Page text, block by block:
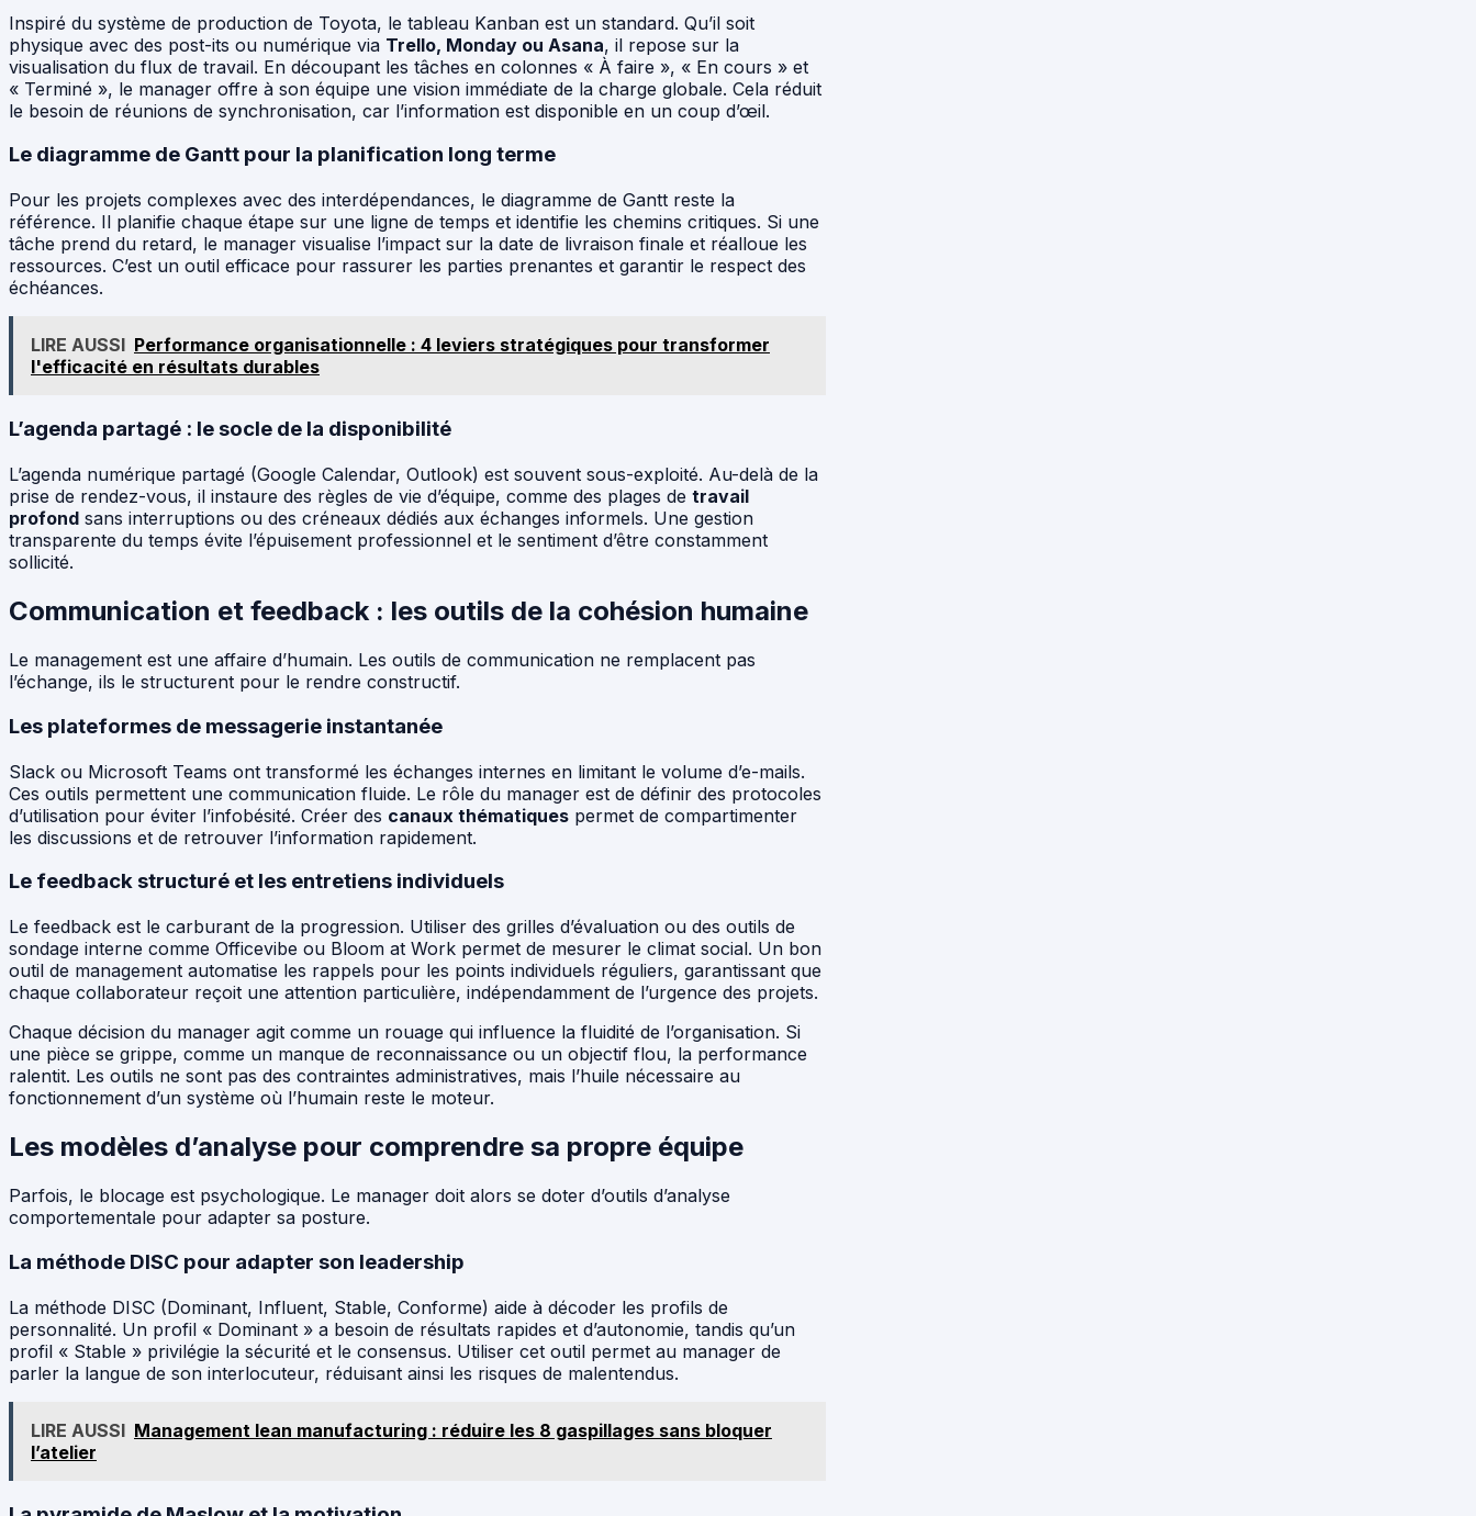
Inspiré du système de production de Toyota, le tableau Kanban est un standard. Qu’il soit
physique avec des post-its ou numérique via Trello, Monday ou Asana, il repose sur la
visualisation du flux de travail. En découpant les tâches en colonnes « À faire », « En cours » et
« Terminé », le manager offre à son équipe une vision immédiate de la charge globale. Cela réduit
le besoin de réunions de synchronisation, car l’information est disponible en un coup d’œil.
Le diagramme de Gantt pour la planification long terme
Pour les projets complexes avec des interdépendances, le diagramme de Gantt reste la
référence. Il planifie chaque étape sur une ligne de temps et identifie les chemins critiques. Si une
tâche prend du retard, le manager visualise l’impact sur la date de livraison finale et réalloue les
ressources. C’est un outil efficace pour rassurer les parties prenantes et garantir le respect des
échéances.
LIRE AUSSI Performance organisationnelle : 4 leviers stratégiques pour transformer
l'efficacité en résultats durables
L’agenda partagé : le socle de la disponibilité
L’agenda numérique partagé (Google Calendar, Outlook) est souvent sous-exploité. Au-delà de la
prise de rendez-vous, il instaure des règles de vie d’équipe, comme des plages de travail
profond sans interruptions ou des créneaux dédiés aux échanges informels. Une gestion
transparente du temps évite l’épuisement professionnel et le sentiment d’être constamment
sollicité.
Communication et feedback : les outils de la cohésion humaine
Le management est une affaire d’humain. Les outils de communication ne remplacent pas
l’échange, ils le structurent pour le rendre constructif.
Les plateformes de messagerie instantanée
Slack ou Microsoft Teams ont transformé les échanges internes en limitant le volume d’e-mails.
Ces outils permettent une communication fluide. Le rôle du manager est de définir des protocoles
d’utilisation pour éviter l’infobésité. Créer des canaux thématiques permet de compartimenter
les discussions et de retrouver l’information rapidement.
Le feedback structuré et les entretiens individuels
Le feedback est le carburant de la progression. Utiliser des grilles d’évaluation ou des outils de
sondage interne comme Officevibe ou Bloom at Work permet de mesurer le climat social. Un bon
outil de management automatise les rappels pour les points individuels réguliers, garantissant que
chaque collaborateur reçoit une attention particulière, indépendamment de l’urgence des projets.
Chaque décision du manager agit comme un rouage qui influence la fluidité de l’organisation. Si
une pièce se grippe, comme un manque de reconnaissance ou un objectif flou, la performance
ralentit. Les outils ne sont pas des contraintes administratives, mais l’huile nécessaire au
fonctionnement d’un système où l’humain reste le moteur.
Les modèles d’analyse pour comprendre sa propre équipe
Parfois, le blocage est psychologique. Le manager doit alors se doter d’outils d’analyse
comportementale pour adapter sa posture.
La méthode DISC pour adapter son leadership
La méthode DISC (Dominant, Influent, Stable, Conforme) aide à décoder les profils de
personnalité. Un profil « Dominant » a besoin de résultats rapides et d’autonomie, tandis qu’un
profil « Stable » privilégie la sécurité et le consensus. Utiliser cet outil permet au manager de
parler la langue de son interlocuteur, réduisant ainsi les risques de malentendus.
LIRE AUSSI Management lean manufacturing : réduire les 8 gaspillages sans bloquer
l’atelier